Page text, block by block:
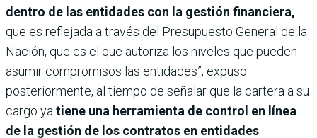
dentro de las entidades con la gestión financiera,
que es reflejada a través del Presupuesto General de la
Nación, que es el que autoriza los niveles que pueden
asumir compromisos las entidades”, expuso
posteriormente, al tiempo de señalar que la cartera a su
cargo ya tiene una herramienta de control en línea
de la gestión de los contratos en entidades